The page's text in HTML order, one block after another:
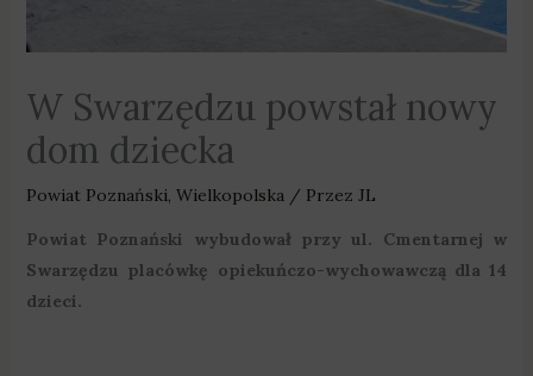
W Swarzędzu powstał nowy
dom dziecka
Powiat Poznański, Wielkopolska/ Przez JL
Powiat Poznański wybudował przy ul. Cmentarnej w
Swarzędzu placówkę opiekuńczo-wychowawczą dla 14
dzieci.